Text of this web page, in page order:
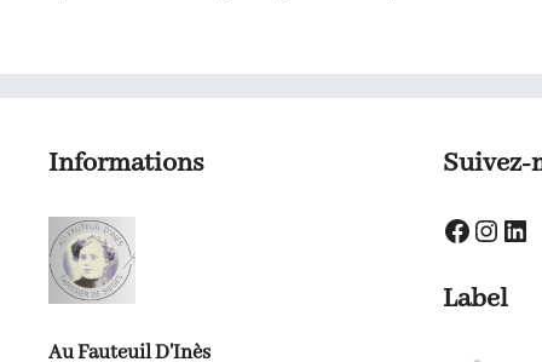
Informations
Au Fauteuil D'Inès
Suivez-
Facebook
Label